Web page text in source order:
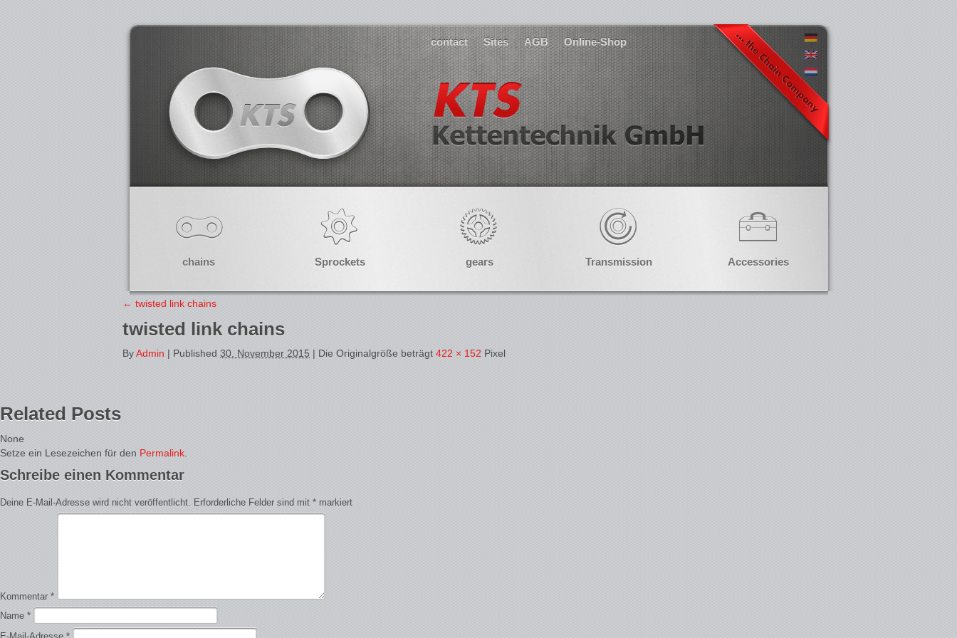
contact Sites AGB Online-Shop
chains Sprockets gears Transmission Accessories
← twisted link chains
twisted link chains
ByAdmin | Published 30. November 2015 | Die Originalgröße beträgt 422 × 152 Pixel
Related Posts
None
Setze ein Lesezeichen für den Permalink
Schreibe einen Kommentar
Deine E-Mail-Adresse wird nicht veröffentlicht. Erforderliche Felder sind mit * markiert
Kommentar *
Name *
E-Mail-Adresse *